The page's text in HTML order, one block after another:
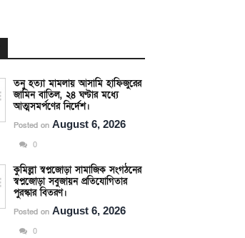
তনু হত্যা মামলায় আসামি হাফিজুরের
জামিন বাতিল, ২৪ ঘণ্টার মধ্যে
আত্মসমর্পণের নির্দেশ।
Posted onAugust 6, 2026
0
কুমিল্লা স্বপ্নজোড়া সামাজিক সংগঠনের
স্বপ্নজোড়া সবুজায়ন প্রতিযোগিতার
পুরস্কার বিতরণ।
Posted onAugust 6, 2026
0